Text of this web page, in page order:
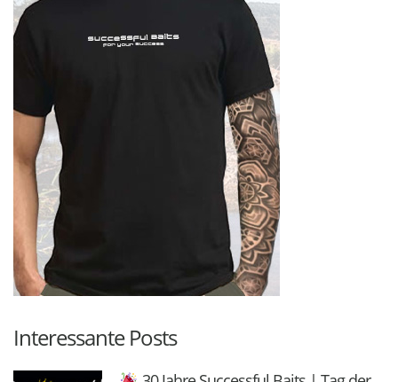
Interessante Posts